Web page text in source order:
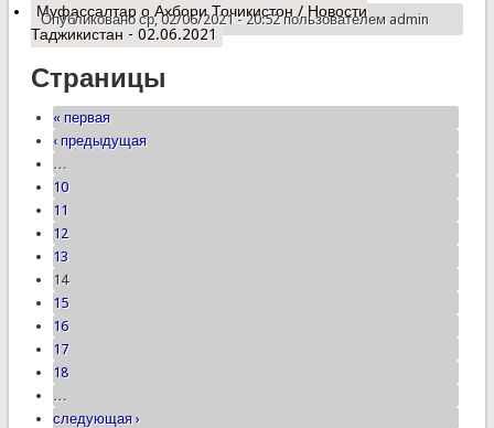
Опубликовано ср, 02/06/2021 - 20:52 пользователем admin
Муфассалтаро Ахбори Точикистон / Новости
Таджикистан - 02.06.2021
Страницы
« первая
‹ предыдущая
…
10
11
12
13
14
15
16
17
18
…
следующая ›